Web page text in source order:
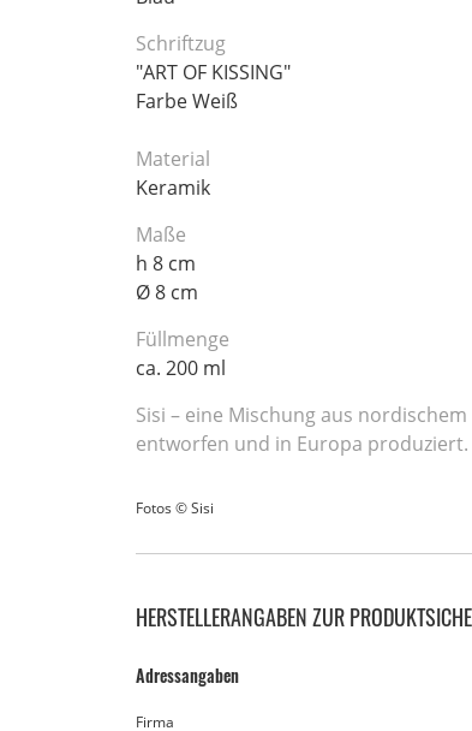
Schriftzug
"ART OF KISSING"
Farbe Weiß
Material
Keramik
Maße
h 8 cm
Ø 8 cm
Füllmenge
ca. 200 ml
Sisi – eine Mischung aus
entworfen und in Europa
Fotos © Sisi
HERSTELLERANGABEN ZUR
Adressangaben
Firma